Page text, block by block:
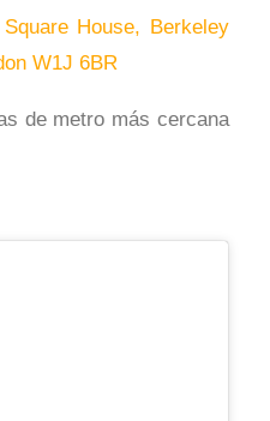
House, Berkeley
W1J 6BR
de metro más cercana